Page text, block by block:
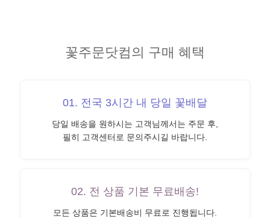
꽃주문닷컴의 구매 혜택
01. 전국 3시간 내 당일 꽃배달
당일 배송을 원하시는 고객님께서는 주문 후,
필히 고객센터로 문의주시길 바랍니다.
02. 전 상품 기본 무료배송!
모든 상품은 기본배송비 무료로 진행됩니다.